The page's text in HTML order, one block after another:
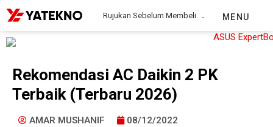
Rujukan Sebelum Membeli MENU
Rekomendasi AC Daikin 2 PK
Terbaik (Terbaru 2026)
AMAR MUSHANIF 08/12/2022